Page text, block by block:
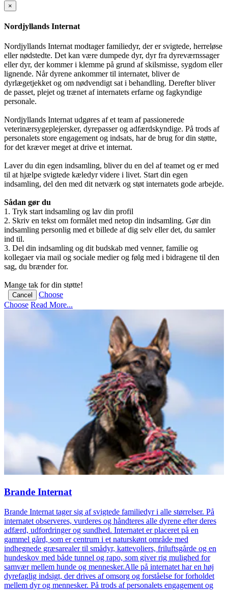
×
Nordjyllands Internat
Nordjyllands Internat modtager familiedyr, der er svigtede, herreløse
eller nødstedte. Det kan være dumpede dyr, dyr fra dyreværnssager
eller dyr, der kommer i klemme på grund af skilsmisse, sygdom eller
lignende. Når dyrene ankommer til internatet, bliver de
dyrlægetjekket og om nødvendigt sat i behandling. Derefter bliver
de passet, plejet og trænet af internatets erfarne og fagkyndige
personale.
Nordjyllands Internat udgøres af et team af passionerede
veterinærsygeplejersker, dyrepasser og adfærdskyndige. På trods af
personalets store engagement og indsats, har de brug for din støtte,
for det kræver meget at drive et internat.
Laver du din egen indsamling, bliver du en del af teamet og er med
til at hjælpe svigtede kæledyr videre i livet. Start din egen
indsamling, del den med dit netværk og støt internatets gode arbejde.
Sådan gør du
1. Tryk start indsamling og lav din profil
2. Skriv en tekst om formålet med netop din indsamling. Gør din
indsamling personlig med et billede af dig selv eller det, du samler
ind til.
3. Del din indsamling og dit budskab med venner, familie og
kollegaer via mail og sociale medier og følg med i bidragene til den
sag, du brænder for.
Mange tak for din støtte!
Cancel
Choose
Choose Read More...
Brande Internat
Brande Internat tager sig af svigtede familiedyr i alle størrelser. På
internatet observeres, vurderes og håndteres alle dyrene efter deres
adfærd, udfordringer og sundhed. Internatet er placeret på en
gammel gård, som er centrum i et naturskønt område med
indhegnede græsarealer til smådyr, kattevoliers, friluftsgårde og en
hundeskov med både tunnel og rapo, som giver rig mulighed for
samvær mellem hunde og mennesker.Alle på internatet har en høj
dyrefaglig indsigt, der drives af omsorg og forståelse for forholdet
mellem dyr og mennesker. På trods af personalets engagement og